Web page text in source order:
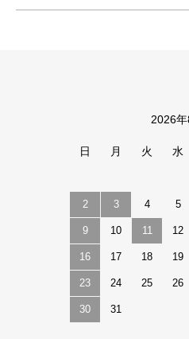
2026年
日 月 火 水
2 3 4 5
9 10 11 12
16 17 18 19
23 24 25 26
30 31